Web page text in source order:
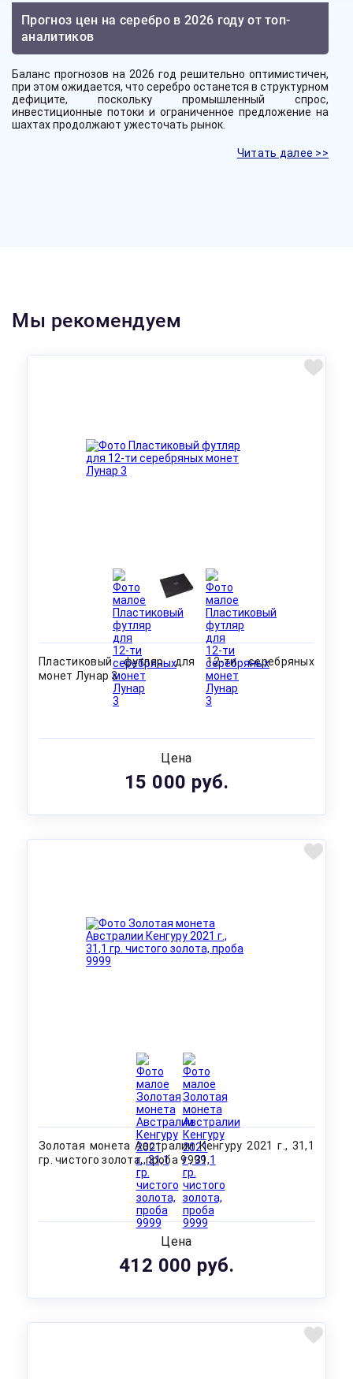
Прогноз цен на серебро в 2026 году от топ-
аналитиков
Баланс прогнозов на 2026 год решительно оптимистичен,
при этом ожидается, что серебро останется в структурном
дефиците, поскольку промышленный спрос,
инвестиционные потоки и ограниченное предложение на
шахтах продолжают ужесточать рынок.
Читать далее >>
Мы рекомендуем
Пластиковый футляр для 12-ти серебряных
монет Лунар 3
Цена
15 000 руб.
Золотая монета Австралии Кенгуру 2021 г., 31,1
гр. чистого золота, проба 9999
Цена
412 000 руб.